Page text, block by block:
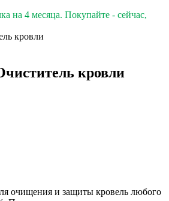
на 4 месяца. Покупайте - сейчас,
кровли
кровли
очищения и защиты кровель любого